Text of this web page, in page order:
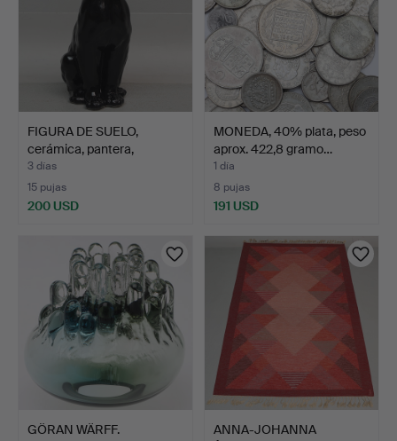
FIGURA DE SUELO,
cerámica, pantera,
segund…
3 días
15 pujas
200 USD
MONEDA, 40% plata, peso
aprox. 422,8 gramo…
1 día
8 pujas
191 USD
GÖRAN WÄRFF.
ANNA-JOHANNA